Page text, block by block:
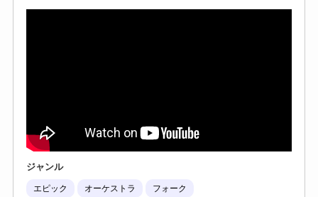
ジャンル
エピック オーケストラ フォーク